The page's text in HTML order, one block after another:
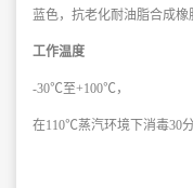
蓝色，抗老化耐油脂合成橡
工作温度
-30℃至+100℃，
在110℃蒸汽环境下消毒30分